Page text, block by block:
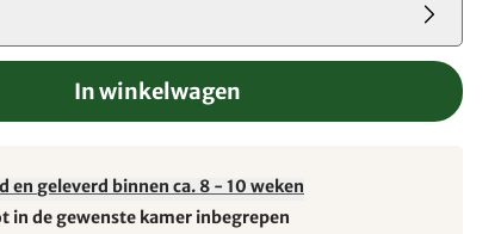
In winkelwagen
en geleverd binnen ca. 8 - 10 weken
in de gewenste kamer inbegrepen